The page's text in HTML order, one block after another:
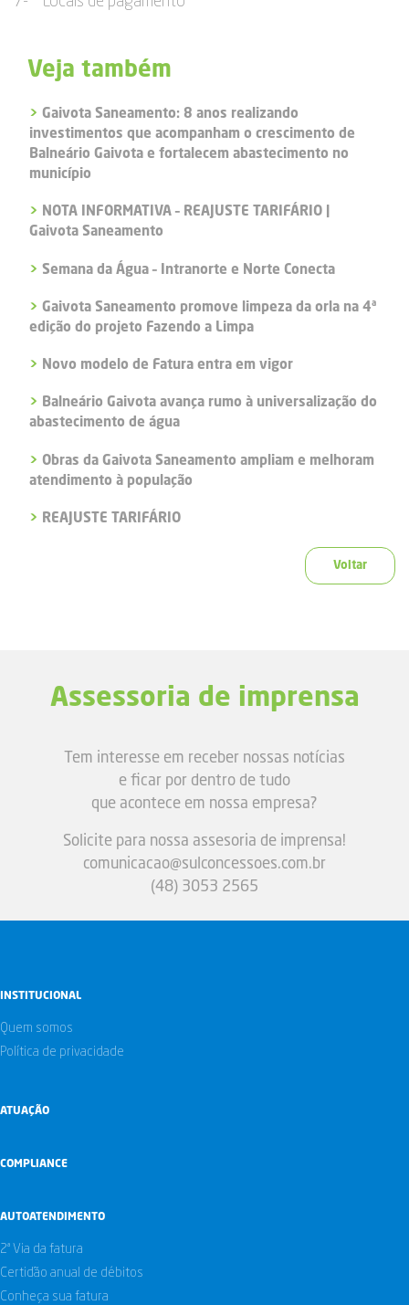
Veja também
> Gaivota Saneamento: 8 anos realizando
investimentos que acompanham o crescimento de
Balneário Gaivota e fortalecem abastecimento no
município
> NOTA INFORMATIVA – REAJUSTE TARIFÁRIO |
Gaivota Saneamento
> Semana da Água – Intranorte e Norte Conecta
> Gaivota Saneamento promove limpeza da orla na 4ª
edição do projeto Fazendo a Limpa
> Novo modelo de Fatura entra em vigor
> Balneário Gaivota avança rumo à universalização do
abastecimento de água
> Obras da Gaivota Saneamento ampliam e melhoram
atendimento à população
> REAJUSTE TARIFÁRIO
Voltar
Assessoria de imprensa
Tem interesse em receber nossas notícias
e ficar por dentro de tudo
que acontece em nossa empresa?
Solicite para nossa assesoria de imprensa!
comunicacao@sulconcessoes.com.br
(48) 3053 2565
INSTITUCIONAL
Quem somos
Política de privacidade
ATUAÇÃO
COMPLIANCE
AUTOATENDIMENTO
2ª Via da fatura
Certidão anual de débitos
Conheça sua fatura